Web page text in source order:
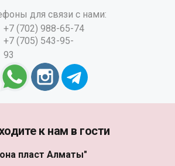
для связи с нами:
+7 (702) 988-65-74
+7 (705) 543-95-
93
к нам в гости
пласт Алматы"